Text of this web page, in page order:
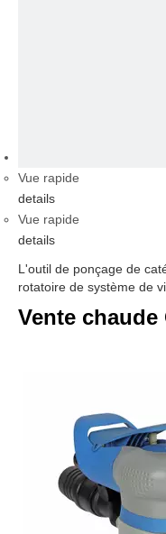
Vue rapide
details
Vue rapide
details
L'outil de ponçage de
rotatoire de système de
Vente